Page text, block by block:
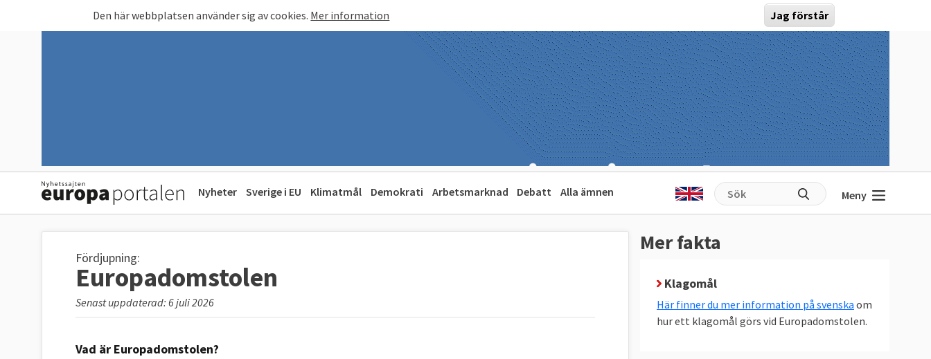
Den här webbplatsen använder sig av cookies. Mer information Jag förstår
Nyheter Sverige i EU Klimatmål Demokrati Arbetsmarknad Debatt Alla ämnen Meny
Fördjupning:
Europadomstolen
Senast uppdaterad: 6 juli 2026
Vad är Europadomstolen?
Mer fakta
Klagomål
Här finner du mer information på svenska om
hur ett klagomål görs vid Europadomstolen.